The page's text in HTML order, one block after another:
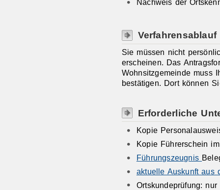
Nachweis der
Verfahrensablauf
Sie müssen nicht
erscheinen. Das
Wohnsitzgemeinde muss
bestätigen. Dort können
Erforderliche
Kopie
Kopie Führerschein
Führungszeugnis
aktuelle Auskunft aus
Ortskundeprüfung: